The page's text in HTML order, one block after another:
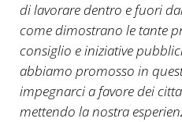
di lavorare dentro e fuori
come dimostrano le tante
consiglio e iniziative
abbiamo promosso in
impegnarci a favore dei
mettendo la nostra